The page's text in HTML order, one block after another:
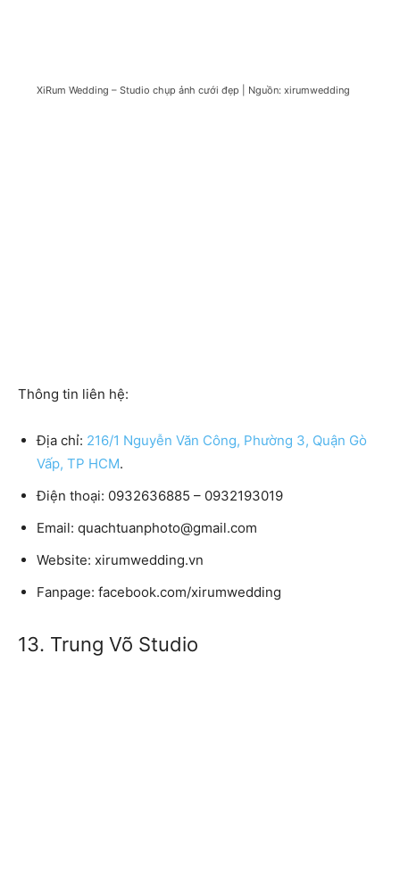
XiRum Wedding – Studio chụp ảnh cưới đẹp | Nguồn: xirumwedding
Thông tin liên hệ:
Địa chỉ: 216/1 Nguyễn Văn Công, Phường 3, Quận Gò
Vấp, TP HCM.
Điện thoại: 0932636885 – 0932193019
Email: quachtuanphoto@gmail.com
Website: xirumwedding.vn
Fanpage: facebook.com/xirumwedding
13. Trung Võ Studio